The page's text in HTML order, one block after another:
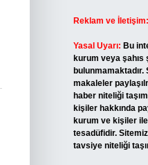
Reklam ve İletişim:
Yasal Uyarı: Bu
kurum veya şahıs
bulunmamaktadır.
makaleler
haber niteliği
kişiler hakkında
kurum ve kişiler
tesadüfidir.
tavsiye niteliği